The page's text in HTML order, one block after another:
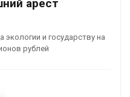
арест
экологии и государству на
рублей